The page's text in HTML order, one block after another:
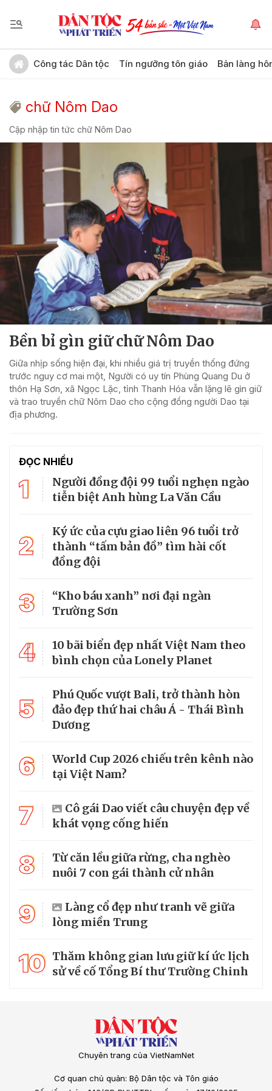
Công tác Dân tộc Tín ngưỡng tôn giáo Bản làng
chữ Nôm Dao
Cập nhập tin tức chữ Nôm Dao
Bền bỉ gìn giữ chữ Nôm Dao
Giữa nhịp sống hiện đại, khi nhiều giá trị truyền thống đứng
trước nguy cơ mai một, Người có uy tín Phùng Quang Du ở
thôn Hạ Sơn, xã Ngọc Lặc, tỉnh Thanh Hóa vẫn lặng lẽ gìn giữ
và trao truyền chữ Nôm Dao cho cộng đồng người Dao tại
địa phương.
ĐỌC NHIỀU
1
Người đồng đội 99 tuổi nghẹn ngào
tiễn biệt Anh hùng La Văn Cầu
2
Ký ức của cựu giao liên 96 tuổi trở
thành “tấm bản đồ” tìm hài cốt
đồng đội
3
“Kho báu xanh” nơi đại ngàn
Trường Sơn
4
10 bãi biển đẹp nhất Việt Nam theo
bình chọn của Lonely Planet
5
Phú Quốc vượt Bali, trở thành hòn
đảo đẹp thứ hai châu Á - Thái Bình
Dương
6
World Cup 2026 chiếu trên kênh nào
tại Việt Nam?
7
Cô gái Dao viết câu chuyện đẹp về
khát vọng cống hiến
8
Từ căn lều giữa rừng, cha nghèo
nuôi 7 con gái thành cử nhân
9
Làng cổ đẹp như tranh vẽ giữa
lòng miền Trung
10 Thăm không gian lưu giữ kí ức lịch
sử về cố Tổng Bí thư Trường Chinh
Chuyên trang của VietNamNet
Cơ quan chủ quản: Bộ Dân tộc và Tôn giáo